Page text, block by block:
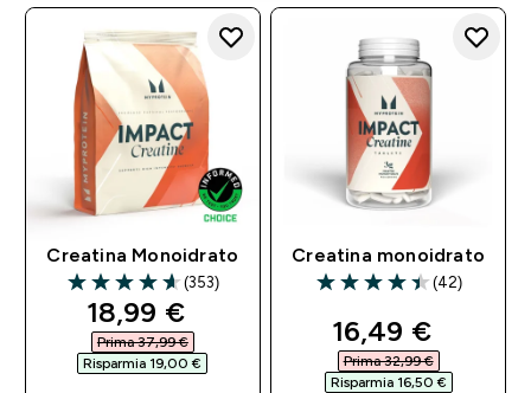
Creatina Monoidrato
4.61 out of 5 stars
(353)
discounted price
18,99 €‎
Prima 37,99 €‎
Risparmia 19,00 €‎
Creatina monoidrato
4.43 out of 5 stars
(42)
discounted
16,49 €‎
Prima 32,99 €‎
Risparmia 16,50 €‎